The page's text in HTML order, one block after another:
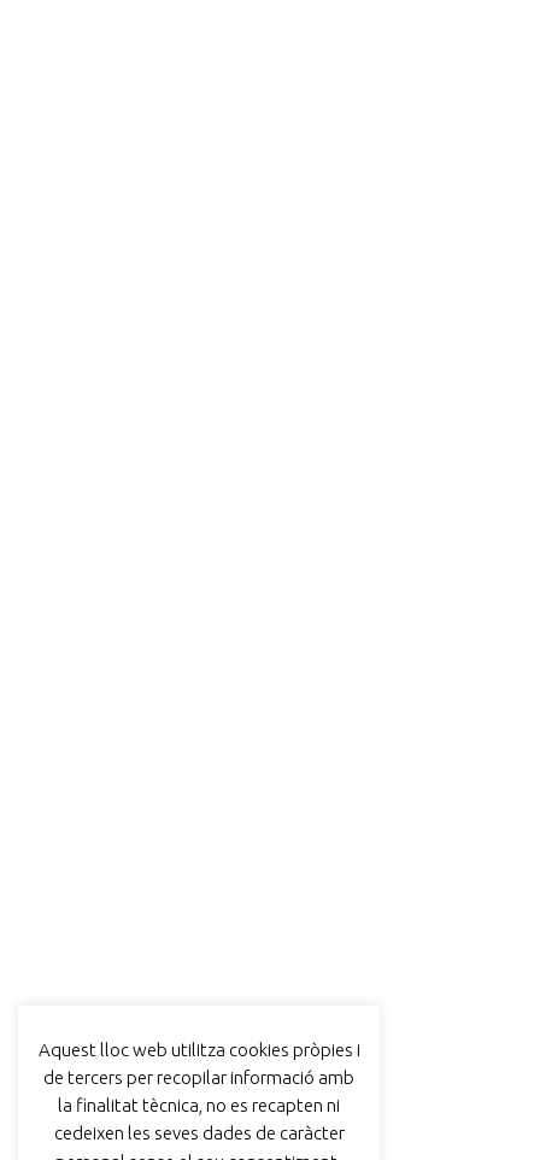
Aquest lloc web utilitza cookies pròpies i
de tercers per recopilar informació amb
la finalitat tècnica, no es recapten ni
cedeixen les seves dades de caràcter